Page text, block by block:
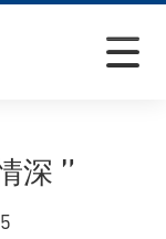
深 ”